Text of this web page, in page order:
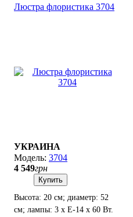
Люстра флористика 3704
УКРАИНА
3704
4 549грн
Купить
Высота: 20 см; диаметр: 52
см; лампы: 3 х Е-14 х 60 Вт.